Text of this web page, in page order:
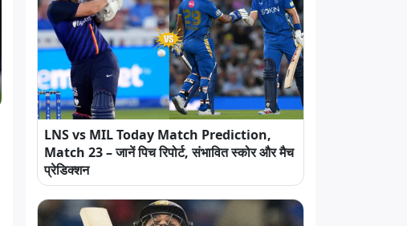
LNS vs MIL Today Match Prediction,
Match 23 – जानें पिच रिपोर्ट, संभावित स्कोर और मैच
प्रेडिक्शन